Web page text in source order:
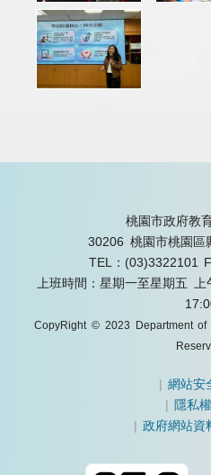
桃園市政府教
30206 桃園市桃園區
TEL：(03)3322101
上班時間：星期一至星期五
CopyRight © 2023 Department of
|網站安
| 隱私
|政府網站資